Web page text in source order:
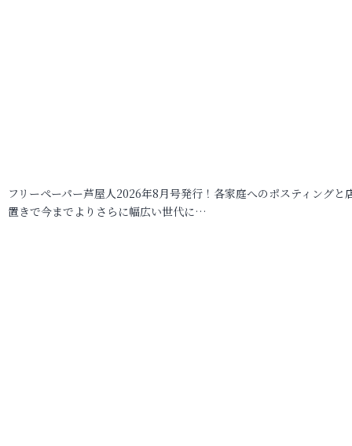
フリーペーパー芦屋人2026年8月号発行！各家庭へのポスティングと
置きで今までよりさらに幅広い世代に…